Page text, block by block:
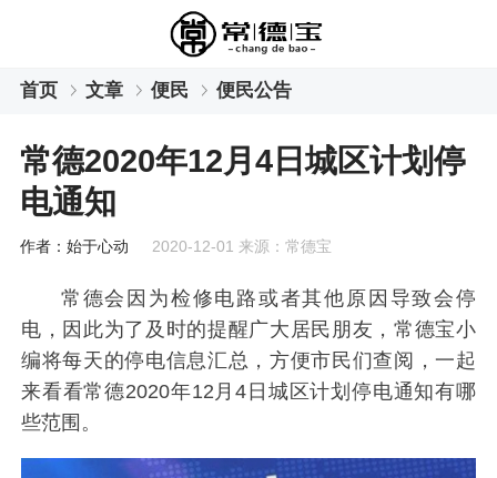
首页 文章 便民 便民公告
常德2020年12月4日城区计划停
电通知
作者：始于心动 2020-12-01 来源：常德宝
常德会因为检修电路或者其他原因导致会停
电，因此为了及时的提醒广大居民朋友，常德宝小
编将每天的停电信息汇总，方便市民们查阅，一起
来看看常德2020年12月4日城区计划停电通知有哪
些范围。